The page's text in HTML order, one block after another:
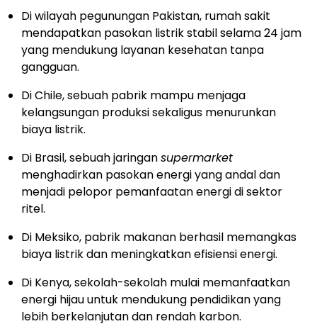
Di wilayah pegunungan Pakistan, rumah sakit
mendapatkan pasokan listrik stabil selama 24 jam
yang mendukung layanan kesehatan tanpa
gangguan.
Di Chile, sebuah pabrik mampu menjaga
kelangsungan produksi sekaligus menurunkan
biaya listrik.
Di Brasil, sebuah jaringansupermarket
menghadirkan pasokan energi yang andal dan
menjadi pelopor pemanfaatan energi di sektor
ritel.
Di Meksiko, pabrik makanan berhasil memangkas
biaya listrik dan meningkatkan efisiensi energi.
Di Kenya, sekolah-sekolah mulai memanfaatkan
energi hijau untuk mendukung pendidikan yang
lebih berkelanjutan dan rendah karbon.